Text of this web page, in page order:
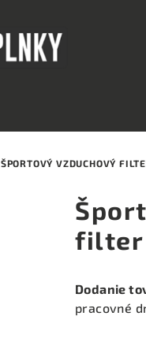
ŠPORTOVÝ VZDUCHOVÝ
filter
Dodanie
pracovné